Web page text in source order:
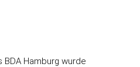
Hamburg wurde